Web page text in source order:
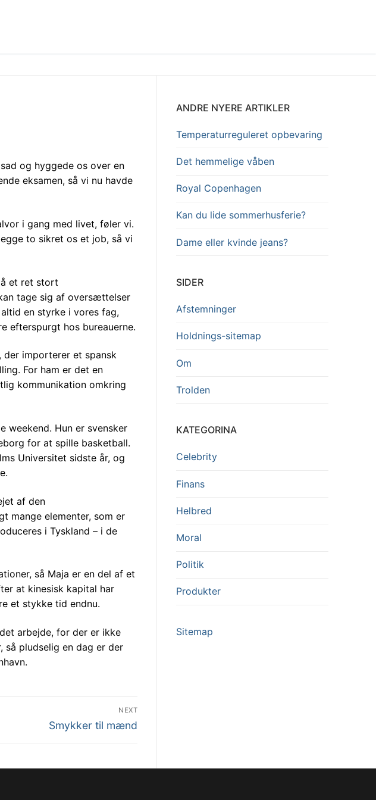
og hyggede os over en
eksamen, så vi nu havde
i gang med livet, føler vi.
to sikret os et job, så vi
et ret stort
tage sig af oversættelser
en styrke i vores fag,
efterspurgt hos bureauerne.
der importerer et spansk
For ham er det en
kommunikation omkring
weekend. Hun er svensker
for at spille basketball.
Universitet sidste år, og
af den
mange elementer, som er
i Tyskland – i de
så Maja er en del af et
at kinesisk kapital har
et stykke tid endnu.
arbejde, for der er ikke
pludselig en dag er der
NEXT
Next
Smykker til mænd
ANDRE NYERE ARTIKLER
Temperaturreguleret opbevaring
Det hemmelige våben
Royal Copenhagen
Kan du lide sommerhusferie?
Dame eller kvinde jeans?
SIDER
Afstemninger
Holdnings-sitemap
Om
Trolden
KATEGORINA
Celebrity
Finans
Helbred
Moral
Politik
Produkter
Sitemap